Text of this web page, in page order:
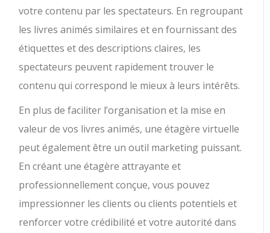
votre contenu par les spectateurs. En regroupant
les livres animés similaires et en fournissant des
étiquettes et des descriptions claires, les
spectateurs peuvent rapidement trouver le
contenu qui correspond le mieux à leurs intérêts.
En plus de faciliter l’organisation et la mise en
valeur de vos livres animés, une étagère virtuelle
peut également être un outil marketing puissant.
En créant une étagère attrayante et
professionnellement conçue, vous pouvez
impressionner les clients ou clients potentiels et
renforcer votre crédibilité et votre autorité dans